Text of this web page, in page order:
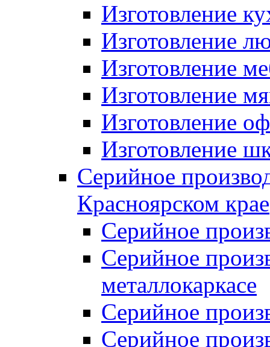
Изготовление
Изготовление
Изготовление
Изготовление
Изготовление
Изготовление
Серийное
Красноярском крае
Серийное
Серийное
металлокаркасе
Серийное
Серийное